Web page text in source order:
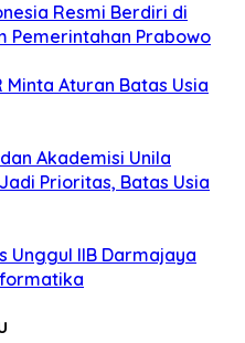
Resmi Berdiri di
Pemerintahan Prabowo
Minta Aturan Batas Usia
Akademisi Unila
Prioritas, Batas Usia
Unggul IIB Darmajaya